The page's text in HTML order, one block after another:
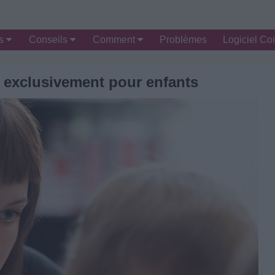
Conseils Comment Problèmes Logiciel
pour enfants